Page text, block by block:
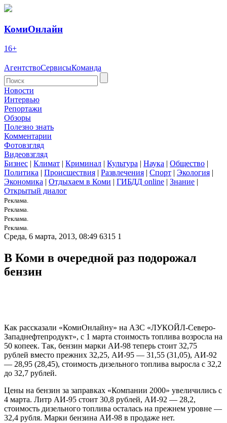
КомиОнлайн
16+
АгентствоСервисыКоманда
Новости
Интервью
Репортажи
Обзоры
Полезно знать
Комментарии
Фотовзгляд
Видеовзгляд
Бизнес | Климат | Криминал | Культура | Наука | Общество |
Политика | Происшествия | Развлечения | Спорт | Экология |
Экономика | Отдыхаем в Коми | ГИБДД online | Знание |
Открытый диалог
Реклама.
Реклама.
Реклама.
Реклама.
Среда, 6 марта, 2013, 08:49 6315 1
В Коми в очередной раз подорожал
бензин
Как рассказали «КомиОнлайну» на АЗС «ЛУКОЙЛ-Северо-
Западнефтепродукт», с 1 марта стоимость топлива возросла на
50 копеек. Так, бензин марки АИ-98 теперь стоит 32,75
рублей вместо прежних 32,25, АИ-95 — 31,55 (31,05), АИ-92
— 28,95 (28,45), стоимость дизельного топлива выросла с 32,2
до 32,7 рублей.
Цены на бензин за заправках «Компании 2000» увеличились с
4 марта. Литр АИ-95 стоит 30,8 рублей, АИ-92 — 28,2,
стоимость дизельного топлива осталась на прежнем уровне —
32,4 рубля. Марки бензина АИ-98 в продаже нет.